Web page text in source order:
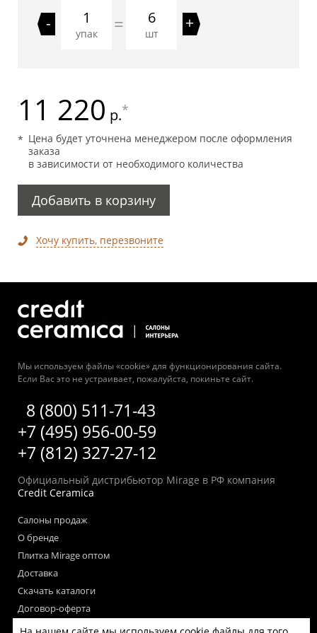
-
упак = 6
шт
+
11 220 р.*
Цена будет уточнена менеджером после оформления
заказа
в зависимости от необходимого количества
Добавить в корзину
Хочу купить, перезвоните
Мы используем файлы «cookie» для функционирования сайта.
Если Вас это не устраивает, пожалуйста, покиньте сайт.
8 (800) 511-71-43
+7 (495) 956-00-59
+7 (812) 327-27-12
Официальный дистрибьютор Mirage в РФ компания
Credit Ceramica
Салоны продаж
О бренде
Плитка Mirage оптом
Доставка
Скачать каталоги
Договор-оферта
Пользовательское соглашение